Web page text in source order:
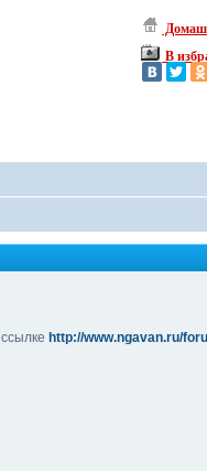
В
http://www.ngavan.ru/